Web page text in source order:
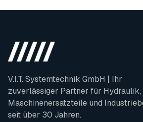
V.I.T. Systemtechnik GmbH | Ihr
zuverlässiger Partner für Hydraulik,
Maschinenersatzteile und
seit über 30 Jahren.